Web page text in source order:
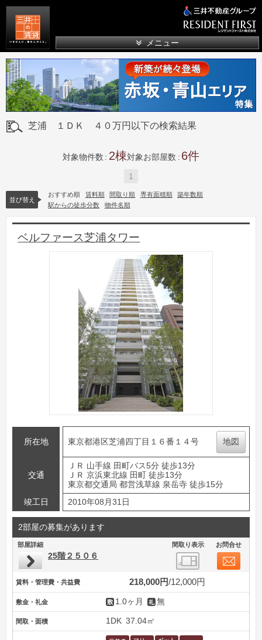
メニュー
芝浦 １ＤＫ ４０万円以下の検索結果
対象物件数 2 対象お部屋数 6
1
並び替え
おすすめ順 賃料順 間取り順 専有面積順
築年数順
駅からの徒歩分数
物件名順
ベルファース芝浦タワー
所在地 東京都港区芝浦四丁目１６番１４号 地図
交通
ＪＲ 山手線 田町バス5分 徒歩13分
ＪＲ 京浜東北線 田町 徒歩13分
東京都交通局 都営浅草線 泉岳寺 徒歩15分
竣工日
2010年08月31日
2部屋の募集があります
部屋詳細 間取り表示 お問合せ
25階２５０６
賃料・管理費・共益費 218,000円 12,000円
敷金・礼金 1.0ヶ月 無
間取・面積 1DK 37.04㎡